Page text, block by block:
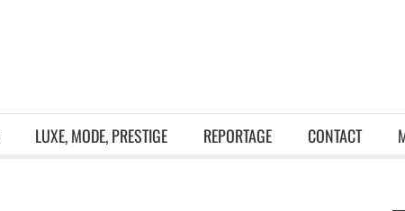
LUXE, MODE, PRESTIGE REPORTAGE CONTACT